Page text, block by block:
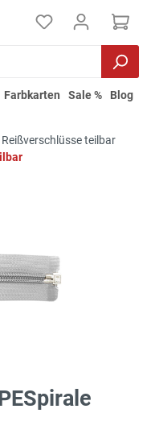
Farbkarten Sale % Blog
Reißverschlüsse teilbar